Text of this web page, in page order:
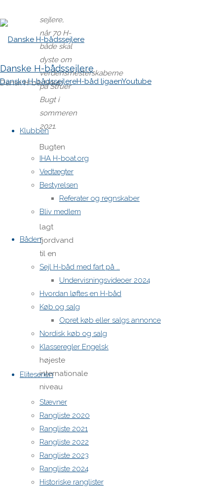
Danske H-bådssejlere
Dansk H-båd klub
Danske H-bådssejlereH-båd ligaenYoutube
Klubben
IHA H-boat.org
Vedtægter
Bestyrelsen
Referater og regnskaber
Bliv medlem
Båden
Sejl H-båd med fart på …
Undervisningsvideoer 2024
Hvordan løftes en H-båd
Køb og salg
Opret køb eller salgs annonce
Nordisk køb og salg
Klasseregler Engelsk
Eliteserien
Stævner
Rangliste 2020
Rangliste 2021
Rangliste 2022
Rangliste 2023
Rangliste 2024
Historiske ranglister
sejlere,
når 70 H-
både skal
dyste om
verdensmesterskaberne
på Struer
Bugt i
sommeren
2021.
Bugten
ved
Struer har
de
seneste
par år
lagt
fjordvand
til en
række
kapsejladser
på højt
niveau,
og nu
kommer
det
højeste
internationale
niveau
også til
byen med
VM for H-
både i
2021.
Danmark
har